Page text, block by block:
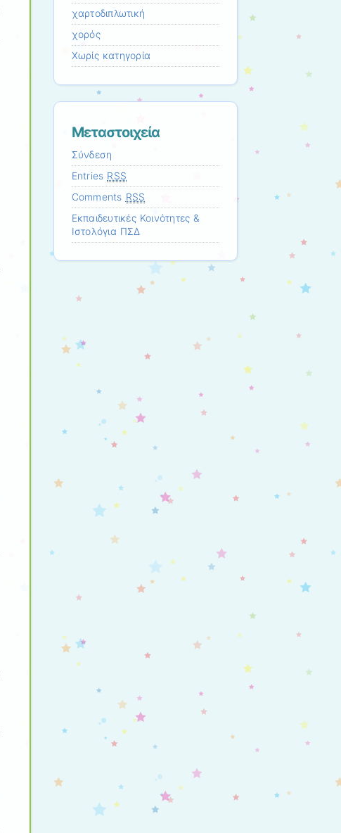
χαρτοδιπλωτική
χορός
Χωρίς κατηγορία
Μεταστοιχεία
Σύνδεση
Entries RSS
Comments RSS
Εκπαιδευτικές Κοινότητες &
Ιστολόγια ΠΣΔ